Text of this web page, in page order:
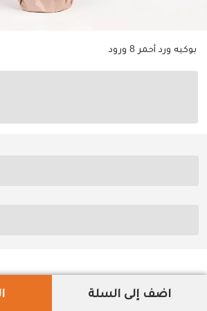
بوكيه ورد أحمر 8 ورود
اضف إلى السلة